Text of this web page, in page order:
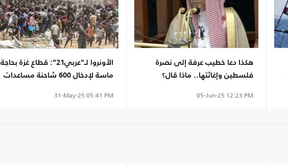
هكذا دعا خطيب عرفة إلى نصرة
فلسطين وإغاثتها.. ماذا قال؟
05-Jun-25 12:23 PM
الأونروا لـ"عربي21": قطاع غزة بحاجة
ماسة لإدخال 600 شاحنة مساعدات
31-May-25 05:41 PM